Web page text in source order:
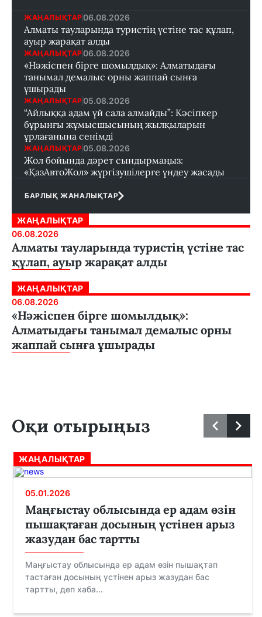
ЖАҢАЛЫҚТАР 06.08.2026
Алматы тауларында туристің үстіне тас құлап,
ауыр жарақат алды
ЖАҢАЛЫҚТАР 06.08.2026
«Нәжіспен бірге шомылдық»: Алматыдағы
танымал демалыс орны жаппай сынға
ұшырады
ЖАҢАЛЫҚТАР 05.08.2026
“Айлыққа адам үй сала алмайды”: Кәсіпкер
бұрынғы жұмысшысының жылқыларын
ұрлағанына сенімді
ЖАҢАЛЫҚТАР 05.08.2026
Жол бойында дәрет сындырмаңыз:
«ҚазАвтоЖол» жүргізушілерге үндеу жасады
БАРЛЫҚ ЖАНАЛЫҚТАР
ЖАҢАЛЫҚТАР
06.08.2026
Алматы тауларында туристің үстіне тас
құлап, ауыр жарақат алды
ЖАҢАЛЫҚТАР
06.08.2026
«Нәжіспен бірге шомылдық»:
Алматыдағы танымал демалыс орны
жаппай сынға ұшырады
Оқи отырыңыз
ЖАҢАЛЫҚТАР
05.01.2026
Маңғыстау облысында ер адам өзін
пышақтаған досының үстінен арыз
жазудан бас тартты
Маңғыстау облысында ер адам өзін пышақтап
тастаған досының үстінен арыз жазудан бас
тартты, деп хаба...